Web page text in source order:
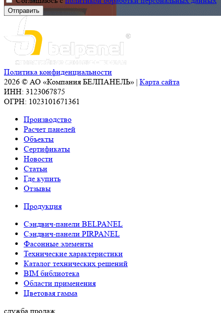
Политика конфиденциальности
2026 © АО «Компания БЕЛПАНЕЛЬ» | Карта сайта
ИНН: 3123067875
ОГРН: 1023101671361
Производство
Расчет панелей
Объекты
Сертификаты
Новости
Статьи
Где купить
Отзывы
Продукция
Сэндвич-панели BELPANEL
Сэндвич-панели PIRPANEL
Фасонные элементы
Технические характеристики
Каталог технических решений
BIM библиотека
Области применения
Цветовая гамма
служба продаж